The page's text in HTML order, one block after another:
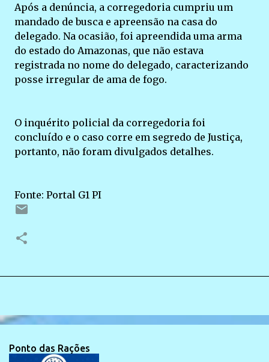
Após a denúncia, a corregedoria cumpriu um
mandado de busca e apreensão na casa do
delegado. Na ocasião, foi apreendida uma arma
do estado do Amazonas, que não estava
registrada no nome do delegado, caracterizando
posse irregular de ama de fogo.
O inquérito policial da corregedoria foi
concluído e o caso corre em segredo de Justiça,
portanto, não foram divulgados detalhes.
Fonte: Portal G1 PI
Ponto das Rações